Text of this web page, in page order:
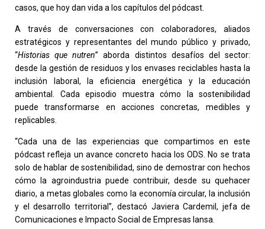
casos, que hoy dan vida a los capítulos del pódcast.
A través de conversaciones con colaboradores, aliados
estratégicos y representantes del mundo público y privado,
“Historias que nutren” aborda distintos desafíos del sector:
desde la gestión de residuos y los envases reciclables hasta la
inclusión laboral, la eficiencia energética y la educación
ambiental. Cada episodio muestra cómo la sostenibilidad
puede transformarse en acciones concretas, medibles y
replicables.
“Cada una de las experiencias que compartimos en este
pódcast refleja un avance concreto hacia los ODS. No se trata
solo de hablar de sostenibilidad, sino de demostrar con hechos
cómo la agroindustria puede contribuir, desde su quehacer
diario, a metas globales como la economía circular, la inclusión
y el desarrollo territorial”, destacó Javiera Cardemil, jefa de
Comunicaciones e Impacto Social de Empresas Iansa.